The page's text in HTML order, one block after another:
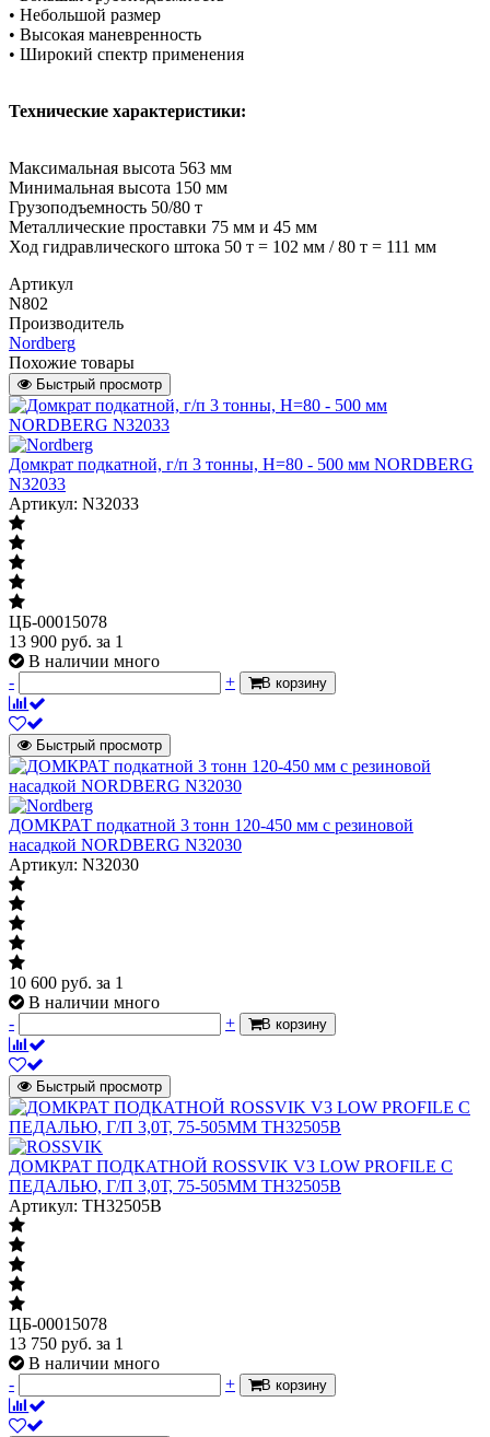
• Небольшой размер
• Высокая маневренность
• Широкий спектр применения
Технические характеристики:
Максимальная высота 563 мм
Минимальная высота 150 мм
Грузоподъемность 50/80 т
Металлические проставки 75 мм и 45 мм
Ход гидравлического штока 50 т = 102 мм / 80 т = 111 мм
Артикул
N802
Производитель
Nordberg
Похожие товары
Быстрый просмотр
Домкрат подкатной, г/п 3 тонны, H=80 - 500 мм NORDBERG
N32033
Артикул: N32033
ЦБ-00015078
13 900 руб. за 1
В наличии много
-
+ В корзину
Быстрый просмотр
ДОМКРАТ подкатной 3 тонн 120-450 мм с резиновой
насадкой NORDBERG N32030
Артикул: N32030
10 600 руб. за 1
В наличии много
-
+ В корзину
Быстрый просмотр
ДОМКРАТ ПОДКАТНОЙ ROSSVIK V3 LOW PROFILE С
ПЕДАЛЬЮ, Г/П 3,0Т, 75-505ММ TH32505B
Артикул: TH32505B
ЦБ-00015078
13 750 руб. за 1
В наличии много
-
+ В корзину